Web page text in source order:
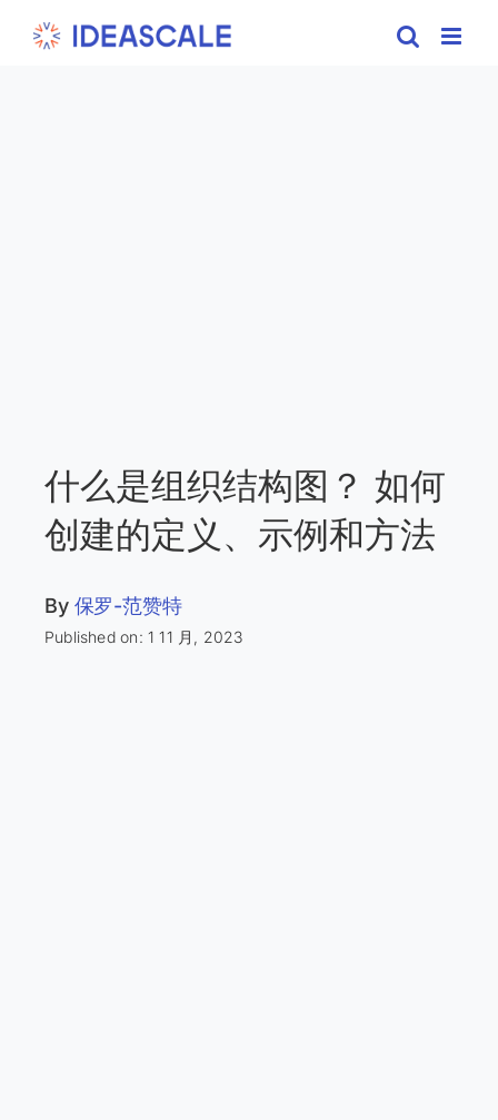
什么是组织结构图？ 如何
创建的定义、示例和方法
By 保罗-范赞特
Published on: 1 11 月, 2023